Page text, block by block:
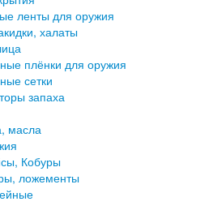
ленты для оружия
халаты
плёнки для оружия
сетки
запаха
масла
Кобуры
ложементы